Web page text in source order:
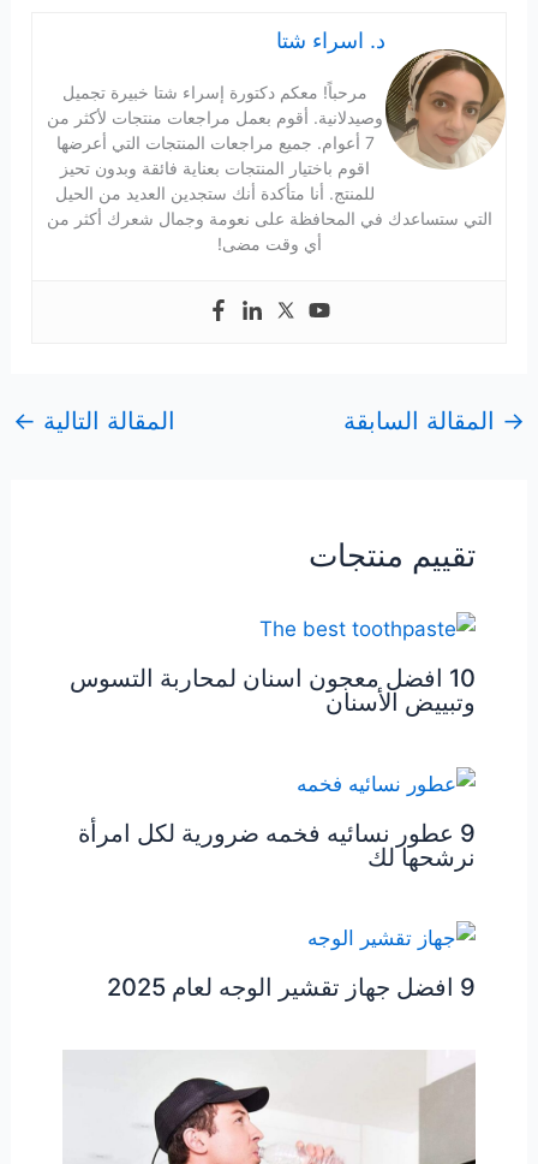
د. اسراء شتا
مرحباً! معكم دكتورة إسراء شتا خبيرة تجميل
وصيدلانية. أقوم بعمل مراجعات منتجات لأكثر من
7 أعوام. جميع مراجعات المنتجات التي أعرضها
اقوم باختيار المنتجات بعناية فائقة وبدون تحيز
للمنتج. أنا متأكدة أنك ستجدين العديد من الحيل
التي ستساعدك في المحافظة على نعومة وجمال شعرك أكثر من
أي وقت مضى!
→ المقالة السابقة المقالة التالية ←
تقييم منتجات
10 افضل معجون اسنان لمحاربة التسوس
وتبييض الأسنان
9 عطور نسائيه فخمه ضرورية لكل امرأة
نرشحها لك
9 افضل جهاز تقشير الوجه لعام 2025